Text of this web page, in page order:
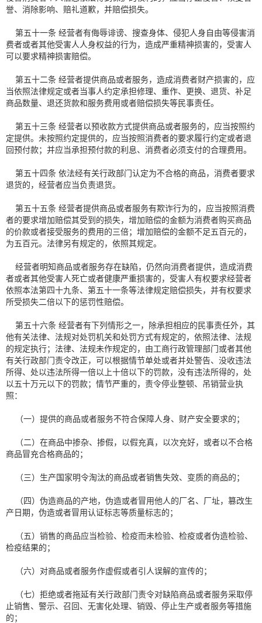
誉、消除影响、赔礼道歉，并赔偿损失。
第五十一条 经营者有侮辱诽谤、搜查身体、侵犯人身自由等侵害消
费者或者其他受害人人身权益的行为，造成严重精神损害的，受害人
可以要求精神损害赔偿。
第五十二条 经营者提供商品或者服务，造成消费者财产损害的，应
当依照法律规定或者当事人约定承担修理、重作、更换、退货、补足
商品数量、退还货款和服务费用或者赔偿损失等民事责任。
第五十三条 经营者以预收款方式提供商品或者服务的，应当按照约
定提供。未按照约定提供的，应当按照消费者的要求履行约定或者退
回预付款；并应当承担预付款的利息、消费者必须支付的合理费用。
第五十四条 依法经有关行政部门认定为不合格的商品，消费者要求
退货的，经营者应当负责退货。
第五十五条 经营者提供商品或者服务有欺诈行为的，应当按照消费
者的要求增加赔偿其受到的损失，增加赔偿的金额为消费者购买商品
的价款或者接受服务的费用的三倍；增加赔偿的金额不足五百元的，
为五百元。法律另有规定的，依照其规定。
经营者明知商品或者服务存在缺陷，仍然向消费者提供，造成消费
者或者其他受害人死亡或者健康严重损害的，受害人有权要求经营者
依照本法第四十九条、第五十一条等法律规定赔偿损失，并有权要求
所受损失二倍以下的惩罚性赔偿。
第五十六条 经营者有下列情形之一，除承担相应的民事责任外，其
他有关法律、法规对处罚机关和处罚方式有规定的，依照法律、法规
的规定执行；法律、法规未作规定的，由工商行政管理部门或者其他
有关行政部门责令改正，可以根据情节单处或者并处警告、没收违法
所得、处以违法所得一倍以上十倍以下的罚款，没有违法所得的，处
以五十万元以下的罚款；情节严重的，责令停业整顿、吊销营业执
照：
（一）提供的商品或者服务不符合保障人身、财产安全要求的；
（二）在商品中掺杂、掺假，以假充真，以次充好，或者以不合格
商品冒充合格商品的；
（三）生产国家明令淘汰的商品或者销售失效、变质的商品的；
（四）伪造商品的产地，伪造或者冒用他人的厂名、厂址，篡改生
产日期，伪造或者冒用认证标志等质量标志的；
（五）销售的商品应当检验、检疫而未检验、检疫或者伪造检验、
检疫结果的；
（六）对商品或者服务作虚假或者引人误解的宣传的；
（七）拒绝或者拖延有关行政部门责令对缺陷商品或者服务采取停
止销售、警示、召回、无害化处理、销毁、停止生产或者服务等措施
的；